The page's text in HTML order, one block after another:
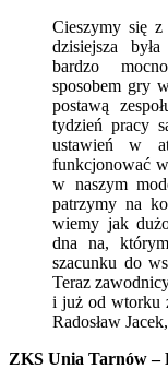
Cieszymy się
dzisiejsza
bardzo
sposobem gry
postawą
tydzień pracy
ustawień w
funkcjonować
w naszym
patrzymy na
wiemy jak
dna na,
szacunku do
Teraz
i już od wtorku
Radosław
ZKS Unia Tarnów –